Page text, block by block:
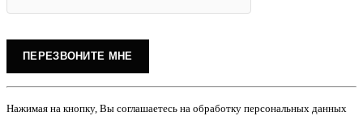
Нажимая на кнопку, Вы соглашаетесь на обработку персональных данных